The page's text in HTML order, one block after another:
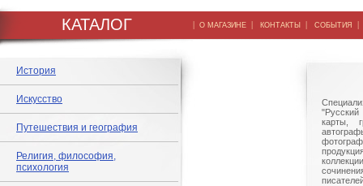
КАТАЛОГ | О МАГАЗИНЕ | КОНТАКТЫ | СОБЫТИЯ
История
Искусство
Путешествия и география
Религия, философия,
психология
"Русский
карты,